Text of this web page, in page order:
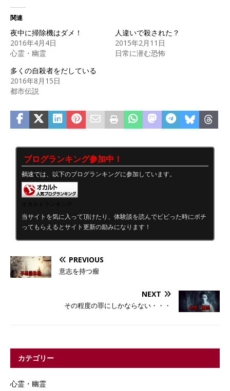
関連
夜中に掃除機はダメ！
2016年4月4日
心霊・幽霊
人違いで殺された？
2015年2月11日
日常に潜む恐怖
多くの自殺者をだしている
2016年8月15日
都市伝説
ブログランキング参加中！
鵺速では、以下のブログランキングに参加しています。
当サイトを気に入って頂けたり、体験談を読んでビビった時にポチ
ってもらえるとサイト更新の励みになります！
PREVIOUS
意志を持つ瘤
NEXT
その程度の罪にしかならない・・・
カテゴリー
心霊・幽霊